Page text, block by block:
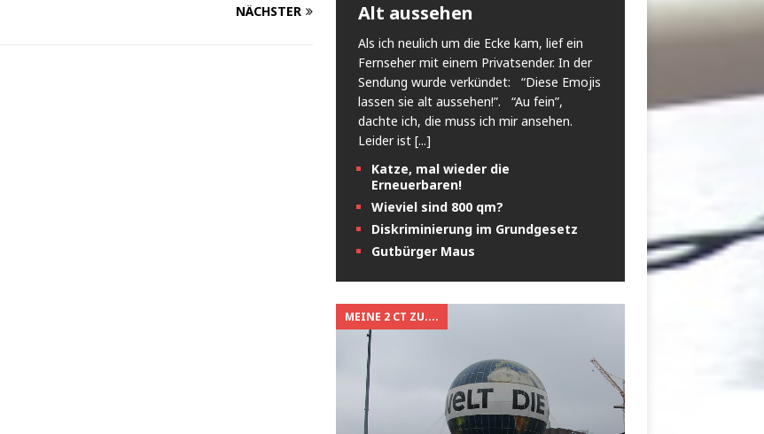
NÄCHSTER Alt aussehen
Als ich neulich um die Ecke kam, lief ein
Fernseher mit einem Privatsender. In der
Sendung wurde verkündet: “Diese Emojis
lassen sie alt aussehen!”. “Au fein”,
dachte ich, die muss ich mir ansehen.
Leider ist [...]
Katze, mal wieder die
Erneuerbaren!
Wieviel sind 800 qm?
Diskriminierung im Grundgesetz
Gutbürger Maus
MEINE 2 CT ZU....